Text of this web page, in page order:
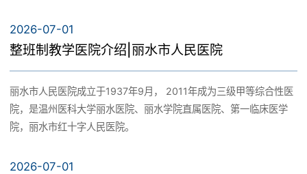
党建引领
工会小家
医院”。医院为省级文明医院和省级示范文明医院。2023年8月，舟
山医院与浙江大学医学院附属第二医院全面战略合作，成立浙大二
院舟山分院。2024年7月，被列入浙江省首批研究型医院培育单
先进。占地235亩，开放床位1160张，现设有50个临床学科、12个
医技科室、6个临床多学科中心以及2个科研教学机构。2024年度门
急诊诊疗145.27万人次、出院6.21万人次、手术1.72万例次。现有
大批专家教授，国务院特殊津贴人才3人、省有突出贡献中青年专家
2026-07-01
整班制教学医院介绍|丽水市人民医院
丽水市人民医院成立于1937年9月， 2011年成为三级甲等综合性医
院，是温州医科大学丽水医院、丽水学院直属医院、第一临床医学
院，丽水市红十字人民医院。
2026-07-01